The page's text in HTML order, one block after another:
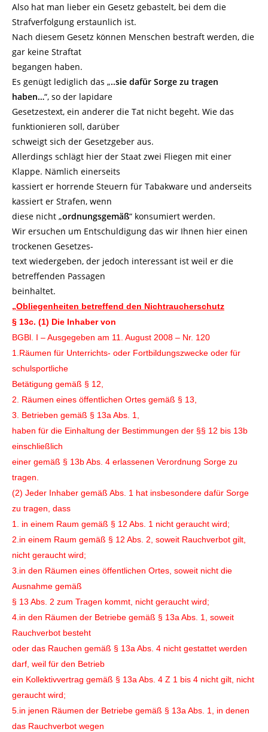
Also hat man lieber ein Gesetz gebastelt, bei dem die
Strafverfolgung erstaunlich ist.
Nach diesem Gesetz können Menschen bestraft werden, die
gar keine Straftat
begangen haben.
Es genügt lediglich das „..sie dafür Sorge zu tragen
haben…“, so der lapidare
Gesetzestext, ein anderer die Tat nicht begeht. Wie das
funktionieren soll, darüber
schweigt sich der Gesetzgeber aus.
Allerdings schlägt hier der Staat zwei Fliegen mit einer
Klappe. Nämlich einerseits
kassiert er horrende Steuern für Tabakware und anderseits
kassiert er Strafen, wenn
diese nicht „ordnungsgemäß“ konsumiert werden.
Wir ersuchen um Entschuldigung das wir Ihnen hier einen
trockenen Gesetzes-
text wiedergeben, der jedoch interessant ist weil er die
betreffenden Passagen
beinhaltet.
„Obliegenheiten betreffend den Nichtraucherschutz
§ 13c. (1) Die Inhaber von
BGBl. I – Ausgegeben am 11. August 2008 – Nr. 120
1.Räumen für Unterrichts- oder Fortbildungszwecke oder für
schulsportliche
Betätigung gemäß § 12,
2. Räumen eines öffentlichen Ortes gemäß § 13,
3. Betrieben gemäß § 13a Abs. 1,
haben für die Einhaltung der Bestimmungen der §§ 12 bis 13b
einschließlich
einer gemäß § 13b Abs. 4 erlassenen Verordnung Sorge zu
tragen.
(2) Jeder Inhaber gemäß Abs. 1 hat insbesondere dafür Sorge
zu tragen, dass
1. in einem Raum gemäß § 12 Abs. 1 nicht geraucht wird;
2.in einem Raum gemäß § 12 Abs. 2, soweit Rauchverbot gilt,
nicht geraucht wird;
3.in den Räumen eines öffentlichen Ortes, soweit nicht die
Ausnahme gemäß
§ 13 Abs. 2 zum Tragen kommt, nicht geraucht wird;
4.in den Räumen der Betriebe gemäß § 13a Abs. 1, soweit
Rauchverbot besteht
oder das Rauchen gemäß § 13a Abs. 4 nicht gestattet werden
darf, weil für den Betrieb
ein Kollektivvertrag gemäß § 13a Abs. 4 Z 1 bis 4 nicht gilt, nicht
geraucht wird;
5.in jenen Räumen der Betriebe gemäß § 13a Abs. 1, in denen
das Rauchverbot wegen